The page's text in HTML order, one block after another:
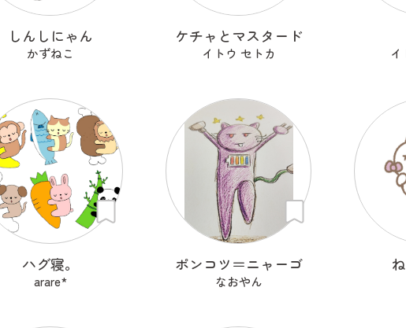
しんしにゃん
かずねこ
ケチャとマスタード
イトウ セトカ イ
ハグ寝。
arare*
ポンコツ＝ニャーゴ
なおやん